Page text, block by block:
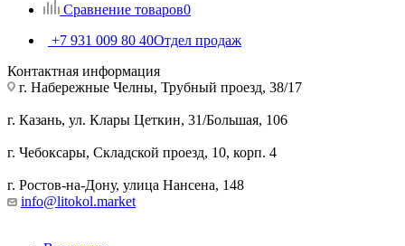
Сравнение товаров0
+7 931 009 80 40Отдел продаж
Контактная информация
г. Набережные Челны, Трубный проезд, 38/17
г. Казань, ул. Клары Цеткин, 31/Большая, 106
г. Чебоксары, Складской проезд, 10, корп. 4
г. Ростов-на-Дону, улица Нансена, 148
info@litokol.market